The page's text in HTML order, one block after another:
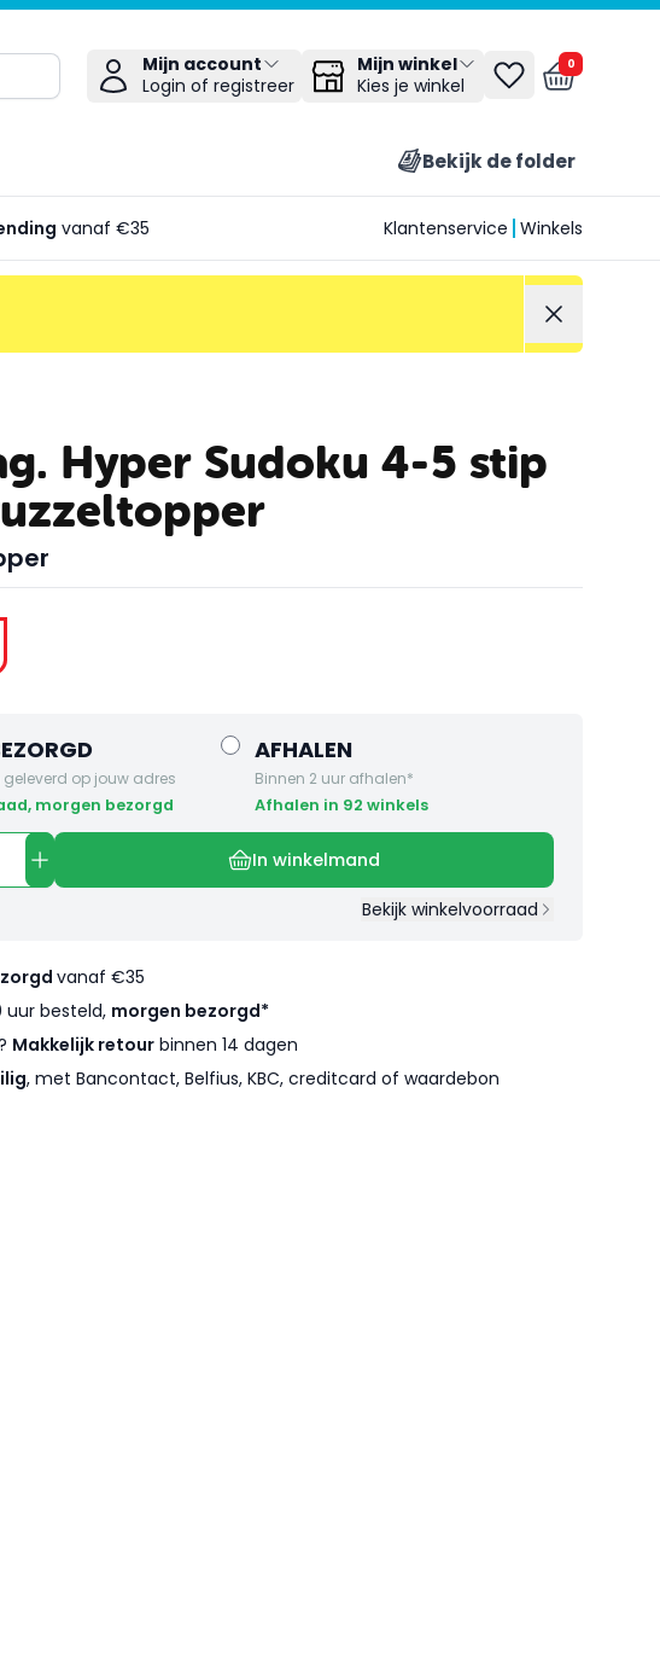
Mijn account
Login of registreer
Mijn winkel
Kies je winkel
0
Bekijk de folder
vanaf €35 Klantenservice Winkels
Hyper Sudoku 4-5 stip
op jouw adres
morgen bezorgd
AFHALEN
Binnen 2 uur afhalen*
Afhalen in 92 winkels
In winkelmand
Bekijk winkelvoorraad
vanaf €35
uur besteld, morgen bezorgd*
Makkelijk retour binnen 14 dagen
, met Bancontact, Belfius, KBC, creditcard of waardebon